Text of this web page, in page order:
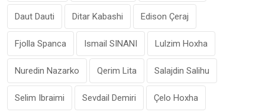
Daut Dauti Ditar Kabashi Edison Çeraj
Fjolla Spanca Ismail SINANI Lulzim Hoxha
Nuredin Nazarko Qerim Lita Salajdin Salihu
Selim Ibraimi Sevdail Demiri Çelo Hoxha